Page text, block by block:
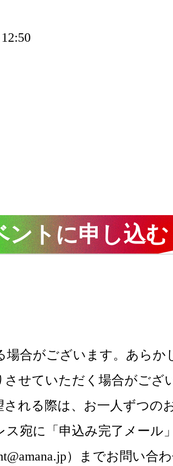
ントに申し込む
合がございます。あらか
せていただく場合がござ
れる際は、お一人ずつの
宛に「申込み完了メール
）までお問い合